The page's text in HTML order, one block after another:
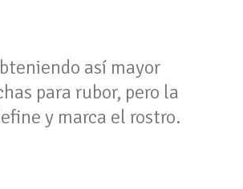
así mayor
para rubor, pero la
y marca el rostro.